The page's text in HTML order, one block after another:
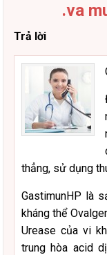
.va
Trả lời
thẳng, sử dụng
GastimunHP là
kháng thể
Urease của vi
trung hòa acid